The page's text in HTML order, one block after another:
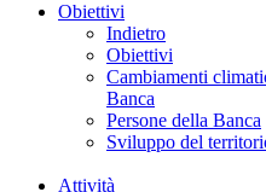
Obiettivi
Indietro
Obiettivi
Cambiamenti
Banca
Persone della Banca
Sviluppo del
Attività